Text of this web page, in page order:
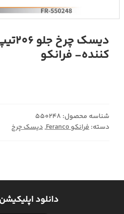
کننده- فرانکو
شناسه محصول: 550248
دسته:فرانکو Feranco ,دیسک چرخ
دانلود